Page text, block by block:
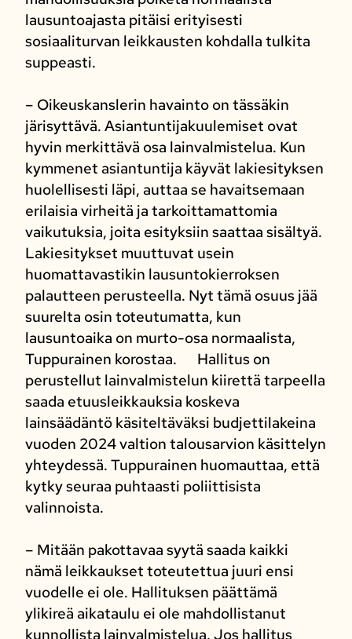
lausuntoajasta pitäisi erityisesti
sosiaaliturvan leikkausten kohdalla tulkita
suppeasti.
– Oikeuskanslerin havainto on tässäkin
järisyttävä. Asiantuntijakuulemiset ovat
hyvin merkittävä osa lainvalmistelua. Kun
kymmenet asiantuntija käyvät lakiesityksen
huolellisesti läpi, auttaa se havaitsemaan
erilaisia virheitä ja tarkoittamattomia
vaikutuksia, joita esityksiin saattaa sisältyä.
Lakiesitykset muuttuvat usein
huomattavastikin lausuntokierroksen
palautteen perusteella. Nyt tämä osuus jää
suurelta osin toteutumatta, kun
lausuntoaika on murto-osa normaalista,
Tuppurainen korostaa. Hallitus on
perustellut lainvalmistelun kiirettä tarpeella
saada etuusleikkauksia koskeva
lainsäädäntö käsiteltäväksi budjettilakeina
vuoden 2024 valtion talousarvion käsittelyn
yhteydessä. Tuppurainen huomauttaa, että
kytky seuraa puhtaasti poliittisista
valinnoista.
– Mitään pakottavaa syytä saada kaikki
nämä leikkaukset toteutettua juuri ensi
vuodelle ei ole. Hallituksen päättämä
ylikireä aikataulu ei ole mahdollistanut
kunnollista lainvalmistelua. Jos hallitus